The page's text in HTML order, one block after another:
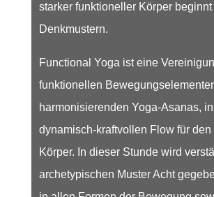
starker funktioneller Körper
Denkmustern.
Functional Yoga ist eine
funktionellen
harmonisierenden Yoga-Asanas,
dynamisch-kraftvollen Flow für den
Körper. In dieser Stunde wird
archetypischen Muster Acht